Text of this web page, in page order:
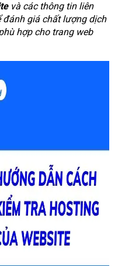
và các thông tin liên
đánh giá chất lượng dịch
hợp cho trang web